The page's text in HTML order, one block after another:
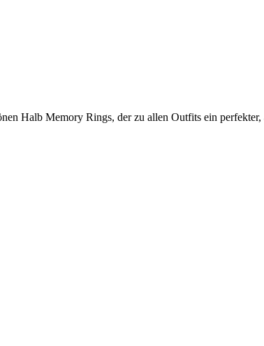
Halb Memory Rings, der zu allen Outfits ein